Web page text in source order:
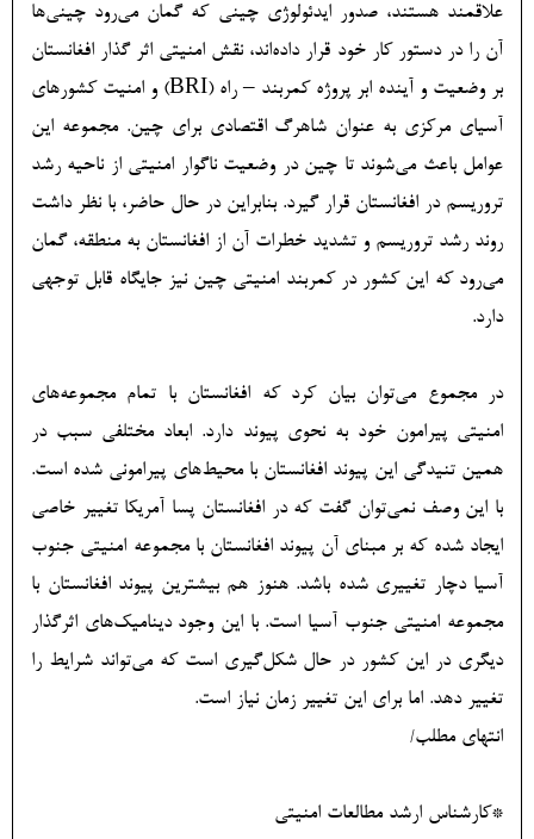
علاقمند هستند، صدور ایدئولوژی چینی که گمان می‌رود چینی‌ها
آن را در دستور کار خود قرار داده‌اند، نقش امنیتی اثر گذار افغانستان
بر وضعیت و آینده ابر پروژه کمربند – راه (BRI) و امنیت کشورهای
آسیای مرکزی به عنوان شاهرگ اقتصادی برای چین. مجموعه این
عوامل باعث می‌شوند تا چین در وضعیت ناگوار امنیتی از ناحیه رشد
تروریسم در افغانستان قرار گیرد. بنابراین در حال حاضر، با نظر داشت
روند رشد تروریسم و تشدید خطرات آن از افغانستان به منطقه، گمان
می‌رود که این کشور در کمربند امنیتی چین نیز جایگاه قابل توجهی
دارد.
در مجموع می‌توان بیان کرد که افغانستان با تمام مجموعه‌های
امنیتی پیرامون خود به نحوی پیوند دارد. ابعاد مختلفی سبب در
همین تنیدگی این پیوند افغانستان با محیط‌های پیرامونی شده است.
با این وصف نمی‌توان گفت که در افغانستان پسا آمریکا تغییر خاصی
ایجاد شده که بر مبنای آن پیوند افغانستان با مجموعه امنیتی جنوب
آسیا دچار تغییری شده باشد. هنوز هم بیشترین پیوند افغانستان با
مجموعه امنیتی جنوب آسیا است. با این وجود دینامیک‌های اثرگذار
دیگری در این کشور در حال شکل‌گیری است که می‌تواند شرایط را
تغییر دهد. اما برای این تغییر زمان نیاز است.
انتهای مطلب/
*کارشناس ارشد مطالعات امنیتی